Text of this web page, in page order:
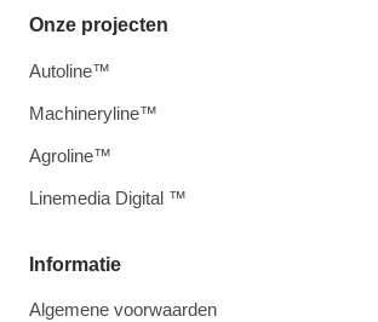
Informatie
Algemene voorwaarden
Onze projecten
Autoline™
Machineryline™
Agroline™
Linemedia Digital ™